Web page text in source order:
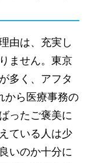
由は、充実し
ません。東京
多く、アフタ
から医療事務の
ったご褒美に
ている人は少
いのか十分に